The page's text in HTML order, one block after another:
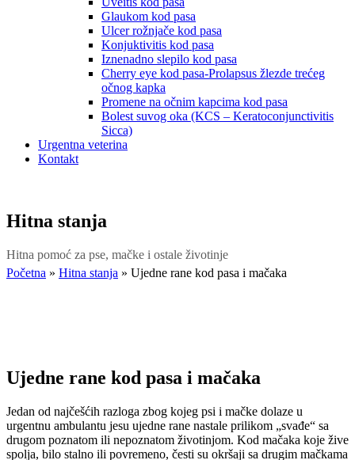
Glaukom kod pasa
Ulcer rožnjače kod pasa
Konjuktivitis kod pasa
Iznenadno slepilo kod pasa
Cherry eye kod pasa-Prolapsus žlezde trećeg
očnog kapka
Promene na očnim kapcima kod pasa
Bolest suvog oka (KCS – Keratoconjunctivitis
Sicca)
Urgentna veterina
Kontakt
Hitna stanja
Hitna pomoć za pse, mačke i ostale životinje
Početna » Hitna stanja » Ujedne rane kod pasa i mačaka
Ujedne rane kod pasa i mačaka
Jedan od najčešćih razloga zbog kojeg psi i mačke dolaze u
urgentnu ambulantu jesu ujedne rane nastale prilikom „svađe“ sa
drugom poznatom ili nepoznatom životinjom. Kod mačaka koje žive
spolja, bilo stalno ili povremeno, česti su okršaji sa drugim mačkama